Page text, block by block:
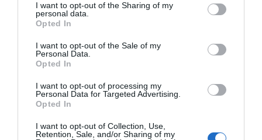
I want to opt-out of the Sharing of my
personal data.
Opted In
I want to opt-out of the Sale of my
Personal Data.
Opted In
I want to opt-out of processing my
Personal Data for Targeted Advertising.
Opted In
I want to opt-out of Collection, Use,
Retention, Sale, and/or Sharing of my
αντιδρασουμε….ιδου τα αποτελεσματα! αντι να τους
κρεμασουμε ολους τους προδοτες Χουντικους, τους
πυρομαχικα και εβρισκε πετρες αντι για σφαιρες και οπλα!η
υποθεση ειχε πουληθει ηδη!ΥΓ η στρατιωτική ηγεσία
επισήμανε στην κυβέρνηση ότι τα αεροσκάφη δεν θα
μπορούσαν να επηρεάσουν την εξέλιξη των επιχειρήσεων και
δεν θα είχαν καύσιμα για να επιστρέψουν! ΑΥΤΟ ΚΑΙ ΜΟΝΟ
ΕΦΤΑΝΕ ΝΑ ΤΟΥΣ ΣΤΗΣΟΥΝ ΣΤΟΝ ΤΟΙΧΟ ΕΠΙ ΕΣΧΑΤΗ